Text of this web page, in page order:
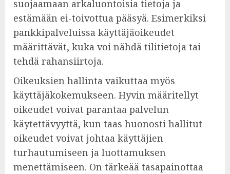
suojaamaan arkaluontoisia tietoja ja
estämään ei-toivottua pääsyä. Esimerkiksi
pankkipalveluissa käyttäjäoikeudet
määrittävät, kuka voi nähdä tilitietoja tai
tehdä rahansiirtoja.
Oikeuksien hallinta vaikuttaa myös
käyttäjäkokemukseen. Hyvin määritellyt
oikeudet voivat parantaa palvelun
käytettävyyttä, kun taas huonosti hallitut
oikeudet voivat johtaa käyttäjien
turhautumiseen ja luottamuksen
menettämiseen. On tärkeää tasapainottaa